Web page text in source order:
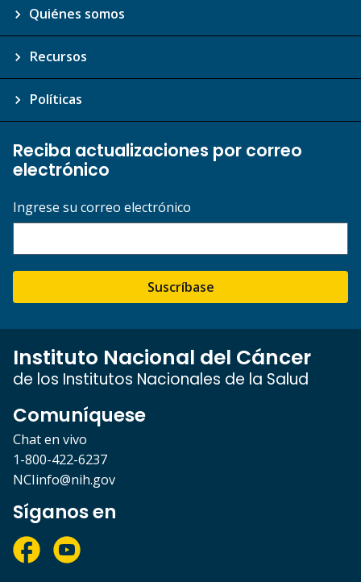
Quiénes somos
Recursos
Políticas
Reciba actualizaciones por correo
electrónico
Ingrese su correo electrónico
Suscríbase
Instituto Nacional del Cáncer
de los Institutos Nacionales de la Salud
Comuníquese
Chat en vivo
1-800-422-6237
NCIinfo@nih.gov
Síganos en